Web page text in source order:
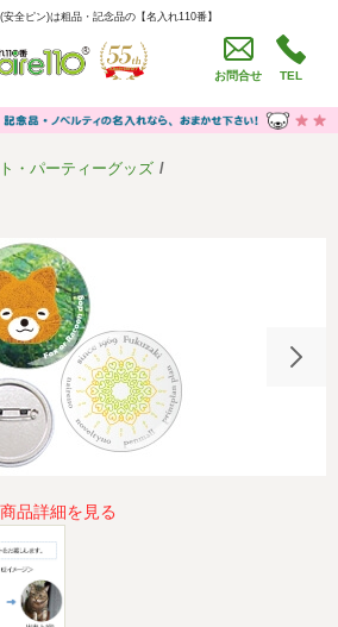
品の【名入れ110番】
全ピン)は粗品・記念品の【名入れ110番】
お問合せ TEL
労働組合・設立記念・周年記念
イベント・パーティーグッズ
特定商取引法に基づく表記
て プライバシーポリシー
・パーティーグッズ
品詳細を見る